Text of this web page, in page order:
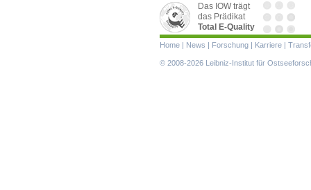
Das IOW trägt
das Prädikat
Total E-Quality
Navigation
Home News Forschung Karriere
© 2008-2026 Leibniz-Institut für